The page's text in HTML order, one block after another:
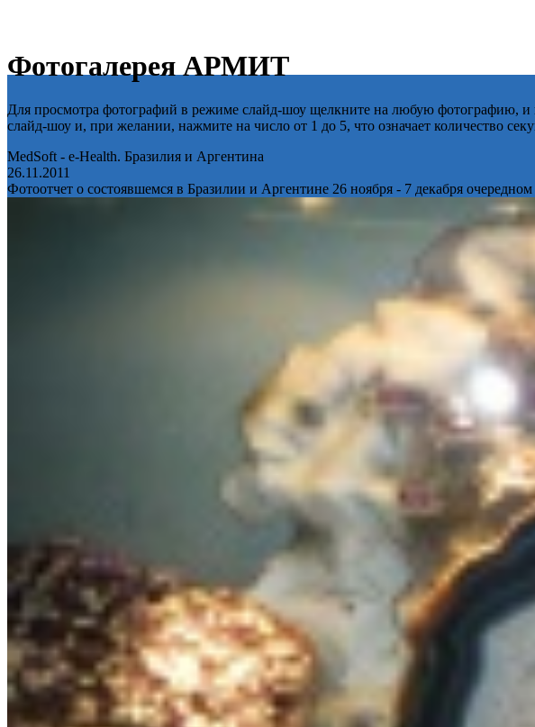
Фотогалерея АРМИТ
Для просмотра фотографий в режиме слайд-шоу щелкните на любую фотографию, и
слайд-шоу и, при желании, нажмите на число от 1 до 5, что означает количество
MedSoft - e-Health. Бразилия и Аргентина
26.11.2011
Фотоотчет о состоявшемся в Бразилии и Аргентине 26 ноября - 7 декабря